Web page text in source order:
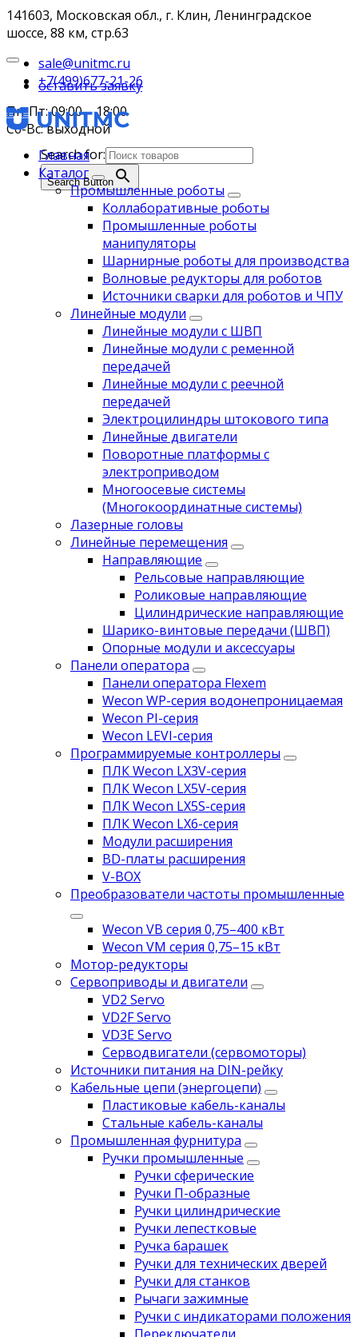
141603, Московская обл., г. Клин, Ленинградское
шоссе, 88 км, стр.63
sale@unitmc.ru
+7(499)677-21-26
Пн-Пт: 09:00 – 18:00
Сб-Вс: выходной
Search for:
Search Button
оставить заявку
Главная
Каталог
Промышленные роботы
Коллаборативные роботы
Промышленные роботы
манипуляторы
Шарнирные роботы для производства
Волновые редукторы для роботов
Источники сварки для роботов и ЧПУ
Линейные модули
Линейные модули с ШВП
Линейные модули с ременной
передачей
Линейные модули с реечной
передачей
Электроцилиндры штокового типа
Линейные двигатели
Поворотные платформы с
электроприводом
Многоосевые системы
(Многокоординатные системы)
Лазерные головы
Линейные перемещения
Направляющие
Рельсовые направляющие
Роликовые направляющие
Цилиндрические направляющие
Шарико-винтовые передачи (ШВП)
Опорные модули и аксессуары
Панели оператора
Панели оператора Flexem
Wecon WP-серия водонепроницаемая
Wecon PI-серия
Wecon LEVI-серия
Программируемые контроллеры
ПЛК Wecon LX3V-серия
ПЛК Wecon LX5V-серия
ПЛК Wecon LX5S-серия
ПЛК Wecon LX6-серия
Модули расширения
BD-платы расширения
V-BOX
Преобразователи частоты промышленные
Wecon VB серия 0,75–400 кВт
Wecon VM серия 0,75–15 кВт
Мотор-редукторы
Сервоприводы и двигатели
VD2 Servo
VD2F Servo
VD3E Servo
Серводвигатели (сервомоторы)
Источники питания на DIN-рейку
Кабельные цепи (энергоцепи)
Пластиковые кабель-каналы
Стальные кабель-каналы
Промышленная фурнитура
Ручки промышленные
Ручки сферические
Ручки П-образные
Ручки цилиндрические
Ручки лепестковые
Ручка барашек
Ручки для технических дверей
Ручки для станков
Рычаги зажимные
Ручки с индикаторами положения